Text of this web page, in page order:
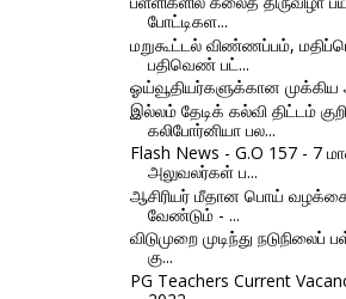
போட்டிகள...
மறுகூட்டல் விண்ணப்பம்,
பதிவெண் பட்...
ஓய்வூதியர்களுக்கான முக்கிய
இல்லம் தேடிக் கல்வி திட்டம்
கலிபோர்னியா பல...
Flash News - G.O 157 - 7
அலுவலர்கள் ப...
ஆசிரியர் மீதான பொய்
வேண்டும் - ...
விடுமுறை முடிந்து நடுநிலைப்
கு...
PG Teachers Current